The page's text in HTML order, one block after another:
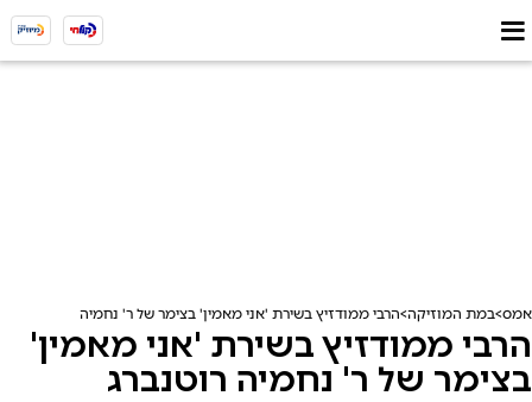
אמס במת המוזיקה הרבי ממודזיץ בשירת 'אני מאמין' בצימר של ר' נחמיה רוטנברג
הרבי ממודזיץ בשירת 'אני מאמין'
בצימר של ר' נחמיה רוטנברג